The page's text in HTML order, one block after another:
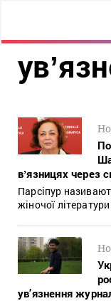
вʼязницях через
Парсіпур
жіночої літератури
ув’язнення